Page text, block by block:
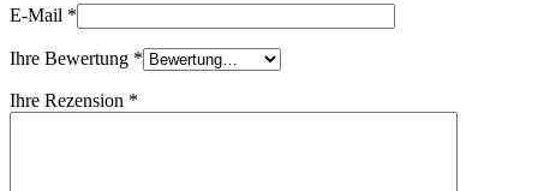
E-Mail *
Ihre Bewertung *
Ihre Rezension *